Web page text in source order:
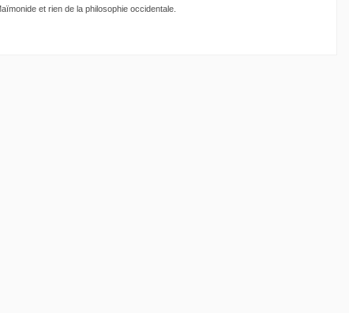
et rien de la philosophie occidentale.